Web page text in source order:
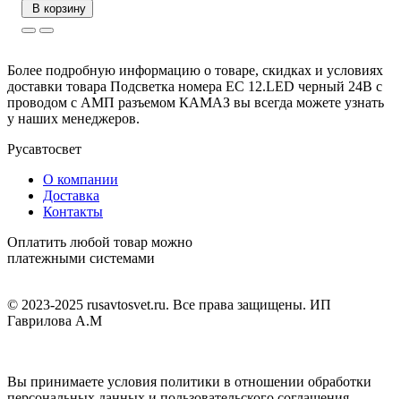
В корзину
Более подробную информацию о товаре, скидках и условиях
доставки товара Подсветка номера ЕС 12.LED черный 24В с
проводом с АМП разъемом КАМАЗ вы всегда можете узнать
у наших менеджеров.
Русавтосвет
О компании
Доставка
Контакты
Оплатить любой товар можно
платежными системами
© 2023-2025 rusavtosvet.ru. Все права защищены. ИП
Гаврилова А.М
Вы принимаете условия политики в отношении обработки